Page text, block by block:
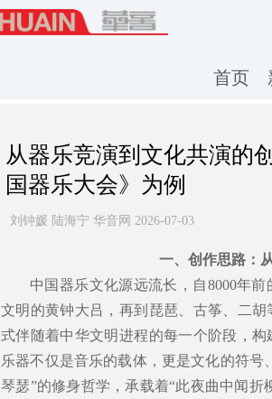
首页
从器乐竞演到文化共演
国器乐大会》为例
刘钟媛 陆海宁 华音网 2026-07-03
一、创作思路：
中国器乐文化源远流长，自8000年
文明的黄钟大吕，再到琵琶、古筝、二
式伴随着中华文明进程的每一个阶段，
乐器不仅是音乐的载体，更是文化的符
琴瑟”的修身哲学，承载着“此夜曲中闻折